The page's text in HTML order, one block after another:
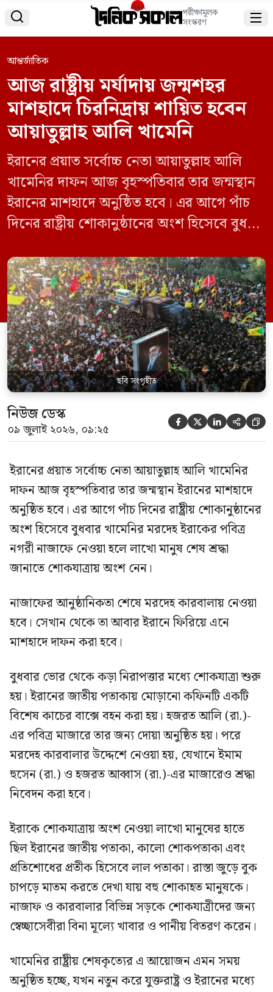
 পরীক্ষামূলক
সংস্করণ 
আন্তর্জাতিক
আজ রাষ্ট্রীয় মর্যাদায় জন্মশহর
মাশহাদে চিরনিদ্রায় শায়িত হবেন
আয়াতুল্লাহ আলি খামেনি
ইরানের প্রয়াত সর্বোচ্চ নেতা আয়াতুল্লাহ আলি
খামেনির দাফন আজ বৃহস্পতিবার তার জন্মস্থান
ইরানের মাশহাদে অনুষ্ঠিত হবে। এর আগে পাঁচ
দিনের রাষ্ট্রীয় শোকানুষ্ঠানের অংশ হিসেবে বুধবার
নেওয়া হলে লাখো মানুষ শেষ শ্রদ্ধা জানাতে
শোকযাত্রায় অংশ নেন। নাজাফের আনুষ্ঠানিকতা
শেষে মরদেহ কারবালায় নেওয়া হবে। সেখান
থেকে তা আবার ইরানে ফিরিয়ে এনে […]
ছবি সংগৃহীত
নিউজ ডেস্ক
০৯ জুলাই ২০২৬, ০৯:২৫     
ইরানের প্রয়াত সর্বোচ্চ নেতা আয়াতুল্লাহ আলি খামেনির
দাফন আজ বৃহস্পতিবার তার জন্মস্থান ইরানের মাশহাদে
অনুষ্ঠিত হবে। এর আগে পাঁচ দিনের রাষ্ট্রীয় শোকানুষ্ঠানের
অংশ হিসেবে বুধবার খামেনির মরদেহ ইরাকের পবিত্র
নগরী নাজাফে নেওয়া হলে লাখো মানুষ শেষ শ্রদ্ধা
জানাতে শোকযাত্রায় অংশ নেন।
নাজাফের আনুষ্ঠানিকতা শেষে মরদেহ কারবালায় নেওয়া
হবে। সেখান থেকে তা আবার ইরানে ফিরিয়ে এনে
মাশহাদে দাফন করা হবে।
বুধবার ভোর থেকে কড়া নিরাপত্তার মধ্যে শোকযাত্রা শুরু
হয়। ইরানের জাতীয় পতাকায় মোড়ানো কফিনটি একটি
বিশেষ কাচের বাক্সে বহন করা হয়। হজরত আলি (রা.)-
এর পবিত্র মাজারে তার জন্য দোয়া অনুষ্ঠিত হয়। পরে
মরদেহ কারবালার উদ্দেশে নেওয়া হয়, যেখানে ইমাম
হুসেন (রা.) ও হজরত আব্বাস (রা.)-এর মাজারেও শ্রদ্ধা
নিবেদন করা হবে।
ইরাকে শোকযাত্রায় অংশ নেওয়া লাখো মানুষের হাতে
ছিল ইরানের জাতীয় পতাকা, কালো শোকপতাকা এবং
প্রতিশোধের প্রতীক হিসেবে লাল পতাকা। রাস্তা জুড়ে বুক
চাপড়ে মাতম করতে দেখা যায় বহু শোকাহত মানুষকে।
নাজাফ ও কারবালার বিভিন্ন সড়কে শোকযাত্রীদের জন্য
স্বেচ্ছাসেবীরা বিনা মূল্যে খাবার ও পানীয় বিতরণ করেন।
খামেনির রাষ্ট্রীয় শেষকৃত্যের এ আয়োজন এমন সময়
অনুষ্ঠিত হচ্ছে, যখন নতুন করে যুক্তরাষ্ট্র ও ইরানের মধ্যে